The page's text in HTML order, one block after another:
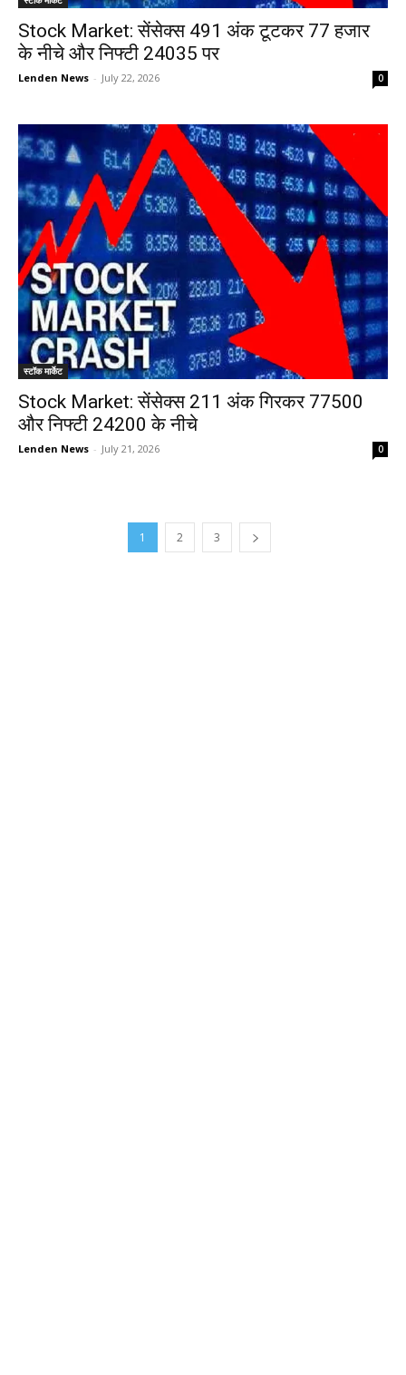
Stock Market: सेंसेक्स 491 अंक टूटकर 77 हजार
के नीचे और निफ्टी 24035 पर
Lenden News - July 22, 2026 0
स्टॉक मार्केट
Stock Market: सेंसेक्स 211 अंक गिरकर 77500
और निफ्टी 24200 के नीचे
Lenden News - July 21, 2026 0
1 2 3